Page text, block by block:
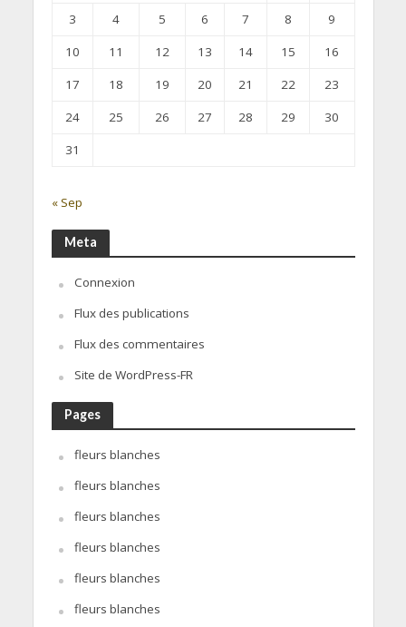
3
4 5 6 7 8
9
10
11 12 13 14 15
16
17
18 19 20 21 22
23
24
25 26 27 28 29
30
31
« Sep
Meta
Connexion
Flux des publications
Flux des commentaires
Site de WordPress-FR
Pages
fleurs blanches
fleurs blanches
fleurs blanches
fleurs blanches
fleurs blanches
fleurs blanches